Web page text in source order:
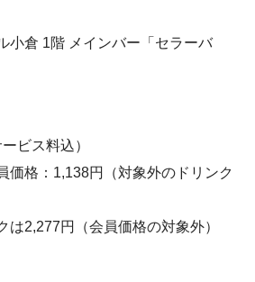
小倉 1階 メインバー「セラーバ
ビス料込）
価格：1,138円（対象外のドリンク
2,277円（会員価格の対象外）